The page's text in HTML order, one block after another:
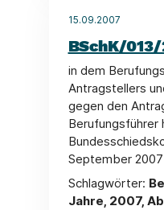
15.09.2007
BSchK/
in dem
Antragstellers
gegen den
Berufungsführer
September
Schlagwörter:
Jahre, 2007,